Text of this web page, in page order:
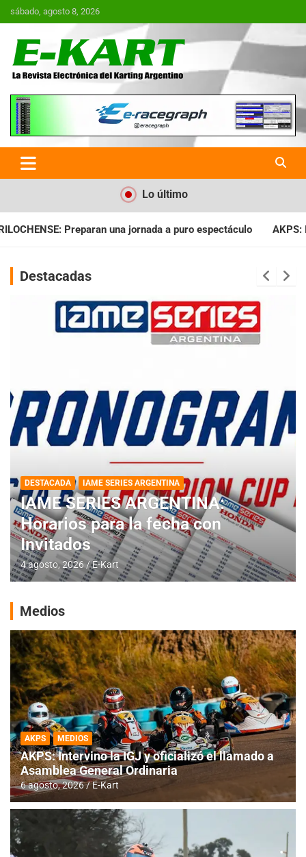
Saltar
al
sábado, agosto 8, 2026
E-Kart.com.ar | La Revista
Electrónica del Karting en
Argentina
Lo último
a puro espectáculo AKPS: Intervino la IGJ y oficializó el
Destacadas
DESTACADA IAME SERIES ARGENTINA
IAME SERIES ARGENTINA:
Horarios para la fecha con
Invitados
4 agosto, 2026 E-Kart
Medios
AKPS MEDIOS
AKPS: Intervino la IGJ y oficializó el llamado a
Asamblea General Ordinaria
6 agosto, 2026 E-Kart